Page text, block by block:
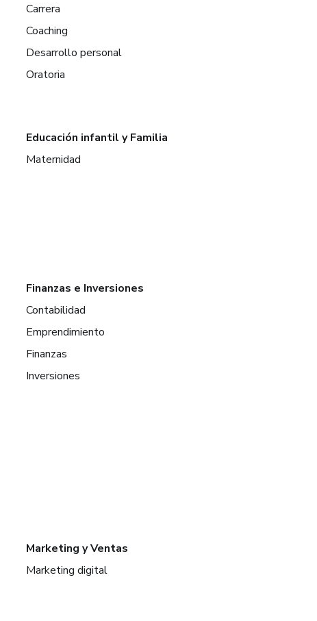
Carrera
Coaching
Desarrollo personal
Oratoria
Educación infantil y Familia
Maternidad
Finanzas e Inversiones
Contabilidad
Emprendimiento
Finanzas
Inversiones
Marketing y Ventas
Marketing digital